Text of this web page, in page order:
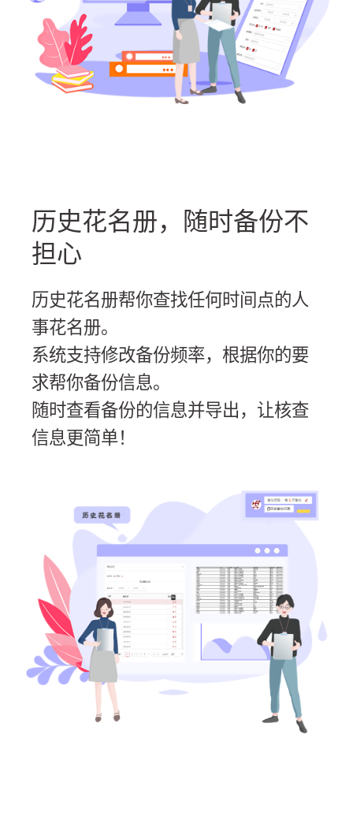
历史花名册，随时备份不
担心
历史花名册帮你查找任何时间点的人
事花名册。
系统支持修改备份频率，根据你的要
求帮你备份信息。
随时查看备份的信息并导出，让核查
信息更简单！